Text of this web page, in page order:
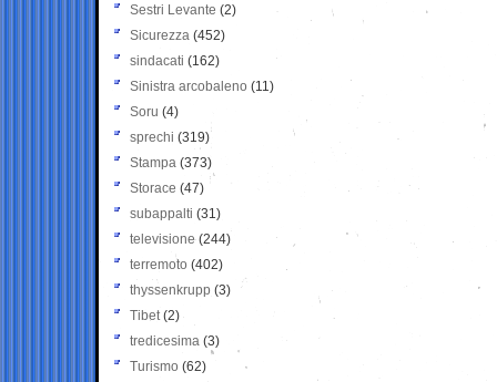
Sestri Levante (2)
Sicurezza (452)
sindacati (162)
Sinistra arcobaleno (11)
Soru (4)
sprechi (319)
Stampa (373)
Storace (47)
subappalti (31)
televisione(244)
terremoto (402)
thyssenkrupp (3)
Tibet(2)
tredicesima (3)
Turismo (62)